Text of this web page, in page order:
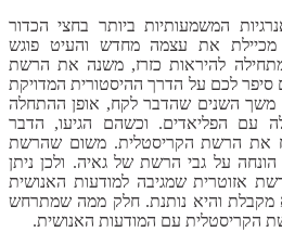
המשמעותיות ביותר בחצי הכדור
את עצמה מחדש והעיט פוגש
להיראות כזרז, משנה את הרשת
לכם על הדרך ההיסטורית המדויקת
משך השנים שהדבר לקח, אופן ההתחלה
עם הפליאדים. וכשהם הגיעו, הדבר
את הרשת הקריסטלית. משום שהרשת
על גבי הרשת של גאיה. ולכן ניתן
אזוטרית שמגיבה למודעות האנושית
מקבלת והיא נותנת. חלק ממה שמתרחש
הקריסטלית עם המודעות האנושית.